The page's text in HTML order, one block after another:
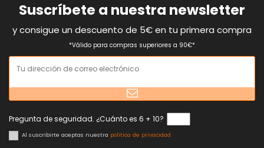
Suscríbete a nuestra newsletter
y consigue un descuento de 5€ en tu primera compra
*Válido para compras superiores a 90€*
Pregunta de seguridad. ¿Cuánto es 6 + 10?
Al suscribirte aceptas nuestra política de privacidad